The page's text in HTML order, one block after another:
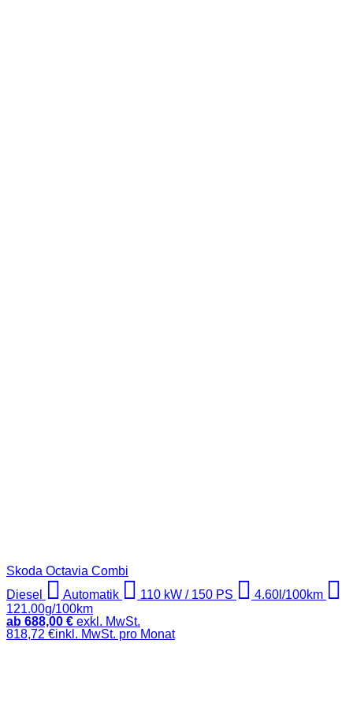
Skoda Octavia Combi
Diesel
Automatik 110 kW / 150 PS
4.60l/100km
121.00g/100km
ab 688,00 € exkl. MwSt.
818,72 €inkl. MwSt. pro Monat